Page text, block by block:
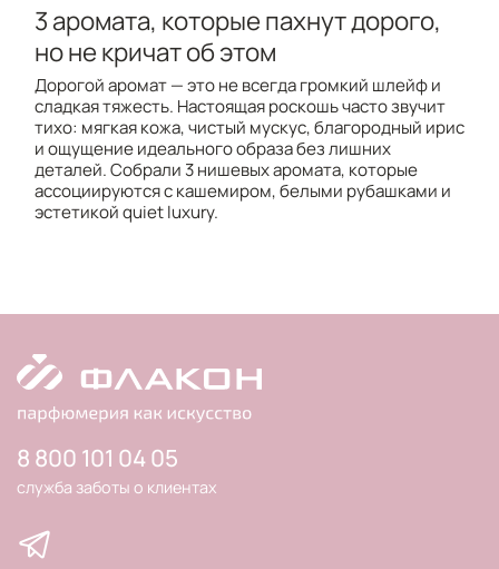
3 аромата, которые пахнут дорого,
но не кричат об этом
Дорогой аромат — это не всегда громкий шлейф и
сладкая тяжесть. Настоящая роскошь часто звучит
тихо: мягкая кожа, чистый мускус, благородный ирис
и ощущение идеального образа без лишних
деталей. Собрали 3 нишевых аромата, которые
ассоциируются с кашемиром, белыми рубашками и
эстетикой quiet luxury.
8 800 101 04 05
служба заботы о клиентах